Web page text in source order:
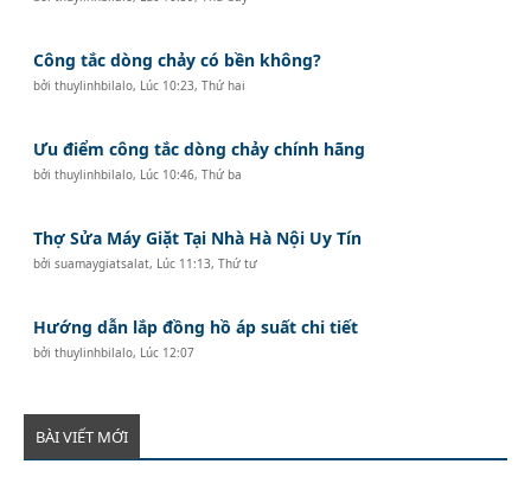
Công tắc dòng chảy có bền không?
bởithuylinhbilalo, Lúc 10:23, Thứ hai
Ưu điểm công tắc dòng chảy chính hãng
bởithuylinhbilalo, Lúc 10:46, Thứ ba
Thợ Sửa Máy Giặt Tại Nhà Hà Nội Uy Tín
bởisuamaygiatsalat, Lúc 11:13, Thứ tư
Hướng dẫn lắp đồng hồ áp suất chi tiết
bởithuylinhbilalo, Lúc 12:07
BÀI VIẾT MỚI